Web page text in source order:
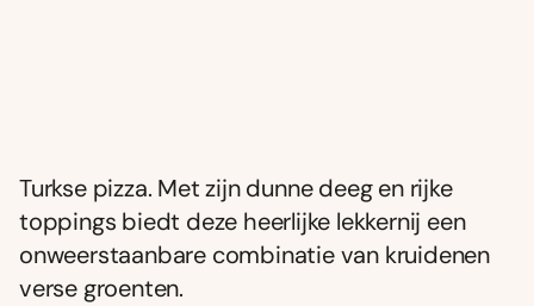
Turkse pizza. Met zijn dunne deeg en rijke
toppings biedt deze heerlijke lekkernij een
onweerstaanbare combinatie van kruidenen
verse groenten.